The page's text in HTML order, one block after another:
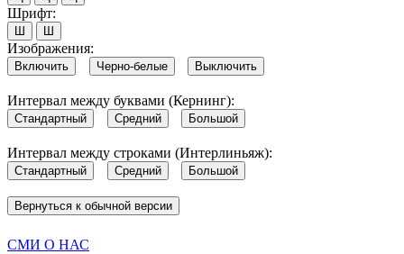
Шрифт:
Ш Ш
Изображения:
Включить Черно-белые Выключить
Интервал между буквами (Кернинг):
Стандартный Средний Большой
Интервал между строками (Интерлиньяж):
Стандартный Средний Большой
Вернуться к обычной версии
СМИ О НАС